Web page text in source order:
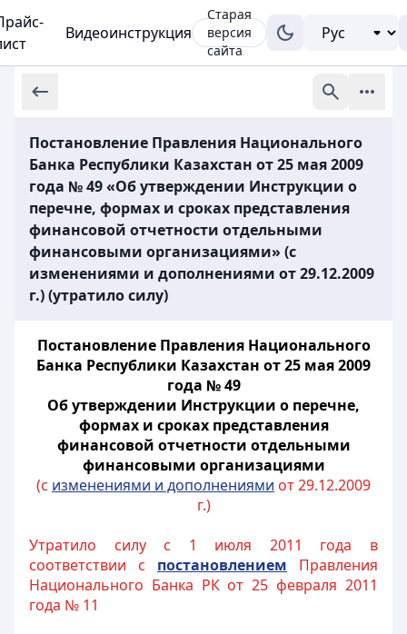
Видеоинструкция
Старая
версия
сайта
Постановление Правления Национального
Банка Республики Казахстан от 25 мая 2009
года № 49 «Об утверждении Инструкции о
перечне, формах и сроках представления
финансовой отчетности отдельными
финансовыми организациями» (с
изменениями и дополнениями от 29.12.2009
г.) (утратило силу)
Постановление Правления Национального
Банка Республики Казахстан от 25 мая 2009
года № 49
Об утверждении Инструкции о перечне,
формах и сроках представления
финансовой отчетности отдельными
финансовыми организациями
(с изменениями и дополнениями от 29.12.2009
г.)
Утратило силу с 1 июля 2011 года в
соответствии с постановлением Правления
Национального Банка РК от 25 февраля 2011
года № 11